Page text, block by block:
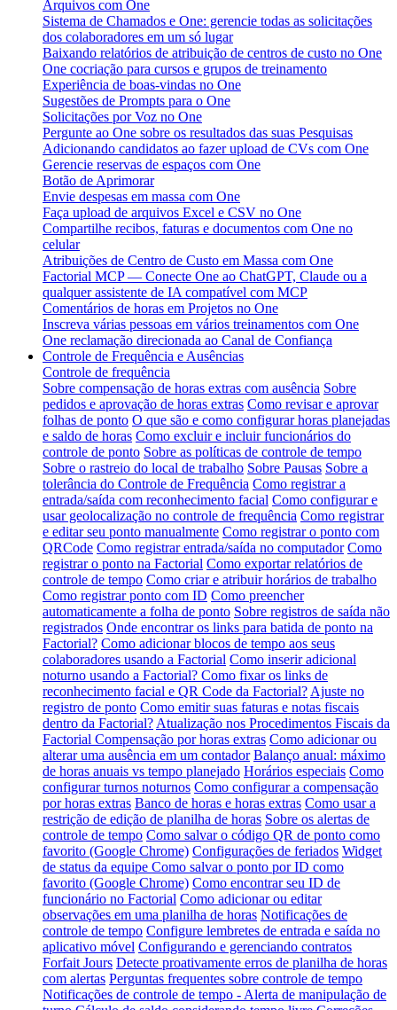
Arquivos com One
Sistema de Chamados e One: gerencie todas as solicitações
dos colaboradores em um só lugar
Baixando relatórios de atribuição de centros de custo no One
One cocriação para cursos e grupos de treinamento
Experiência de boas-vindas no One
Sugestões de Prompts para o One
Solicitações por Voz no One
Pergunte ao One sobre os resultados das suas Pesquisas
Adicionando candidatos ao fazer upload de CVs com One
Gerencie reservas de espaços com One
Botão de Aprimorar
Envie despesas em massa com One
Faça upload de arquivos Excel e CSV no One
Compartilhe recibos, faturas e documentos com One no
celular
Atribuições de Centro de Custo em Massa com One
Factorial MCP — Conecte One ao ChatGPT, Claude ou a
qualquer assistente de IA compatível com MCP
Comentários de horas em Projetos no One
Inscreva várias pessoas em vários treinamentos com One
One reclamação direcionada ao Canal de Confiança
Controle de Frequência e Ausências
Controle de frequência
Sobre compensação de horas extras com ausência Sobre
pedidos e aprovação de horas extras Como revisar e aprovar
folhas de ponto O que são e como configurar horas planejadas
e saldo de horas Como excluir e incluir funcionários do
controle de ponto Sobre as políticas de controle de tempo
Sobre o rastreio do local de trabalho Sobre Pausas Sobre a
tolerância do Controle de Frequência Como registrar a
entrada/saída com reconhecimento facial Como configurar e
usar geolocalização no controle de frequência Como registrar
e editar seu ponto manualmente Como registrar o ponto com
QRCode Como registrar entrada/saída no computador Como
registrar o ponto na Factorial Como exportar relatórios de
controle de tempo Como criar e atribuir horários de trabalho
Como registrar ponto com ID Como preencher
automaticamente a folha de ponto Sobre registros de saída não
registrados Onde encontrar os links para batida de ponto na
Factorial? Como adicionar blocos de tempo aos seus
colaboradores usando a Factorial Como inserir adicional
noturno usando a Factorial? Como fixar os links de
reconhecimento facial e QR Code da Factorial? Ajuste no
registro de ponto Como emitir suas faturas e notas fiscais
dentro da Factorial? Atualização nos Procedimentos Fiscais da
Factorial Compensação por horas extras Como adicionar ou
alterar uma ausência em um contador Balanço anual: máximo
de horas anuais vs tempo planejado Horários especiais Como
configurar turnos noturnos Como configurar a compensação
por horas extras Banco de horas e horas extras Como usar a
restrição de edição de planilha de horas Sobre os alertas de
controle de tempo Como salvar o código QR de ponto como
favorito (Google Chrome) Configurações de feriados Widget
de status da equipe Como salvar o ponto por ID como
favorito (Google Chrome) Como encontrar seu ID de
funcionário no Factorial Como adicionar ou editar
observações em uma planilha de horas Notificações de
controle de tempo Configure lembretes de entrada e saída no
aplicativo móvel Configurando e gerenciando contratos
Forfait Jours Detecte proativamente erros de planilha de horas
com alertas Perguntas frequentes sobre controle de tempo
Notificações de controle de tempo - Alerta de manipulação de